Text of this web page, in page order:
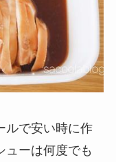
ルで安い時に作
ューは何度でも